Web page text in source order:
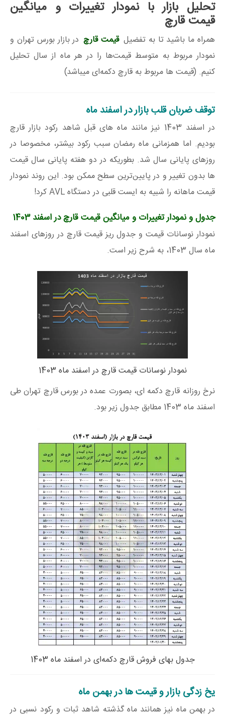
تحلیل بازار با نمودار تغییرات و میانگین
قیمت قارچ
همراه ما باشید تا به تفضیل قیمت قارچ در بازار بورس تهران و
نمودار مربوط به متوسط قیمت‌ها را در هر ماه از سال تحلیل
کنیم. (قیمت ها مربوط به قارچ دکمه‌ای میباشد)
توقف ضربان قلب بازار در اسفند ماه
در اسفند 1403 نیز مانند ماه های قبل شاهد رکود بازار قارچ
بودیم. اما همزمانی ماه رمضان سبب رکود بیشتر، مخصوصا در
روزهای پایانی سال شد. بطوریکه در دو هفته پایانی سال قیمت
ها بدون تغییر و در پایین‌ترین سطح ممکن بود. این روند نمودار
قیمت ماهانه را شبیه به ایست قلبی در دستگاه AVL کرد!
جدول و نمودار تغییرات و میانگین قیمت قارچ در اسفند 1403
نمودار نوسانات قیمت و جدول ریز قیمت قارچ در روزهای اسفند
ماه سال 1403، به شرح زیر است.
نمودار نوسانات قیمت قارچ در اسفند ماه 1403
نرخ روزانه قارچ دکمه ای، بصورت عمده در بورس قارچ تهران طی
اسفند ماه 1403 مطابق جدول زیر بود.
جدول بهای فروش قارچ دکمه‌ای در اسفند ماه 1403
یخ زدگی بازار و قیمت ها در بهمن ماه
در بهمن ماه نیز همانند ماه گذشته شاهد ثبات و رکود نسبی در